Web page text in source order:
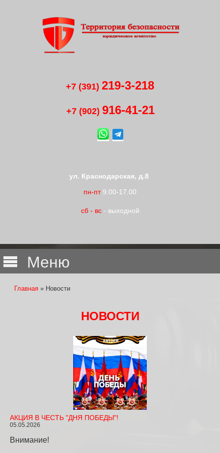
+7 (391) 219-3-218
+7 (902) 916-41-21
ул. Краснодарская, д.8
пн-пт9.00-17.00
сб - вс - выходной
Меню
Вы здесь
Главная » Новости
НОВОСТИ
АКЦИЯ В ЧЕСТЬ "ДНЯ ПОБЕДЫ"!
05.05.2026
Внимание!